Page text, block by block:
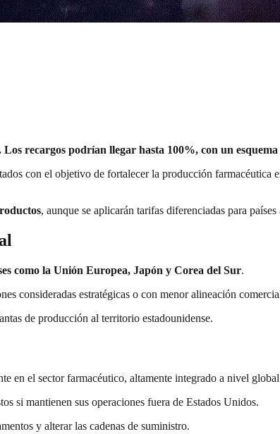
recargos podrían llegar hasta 100%, con un
con el objetivo de fortalecer la producción farmacéutica
, aunque se aplicarán tarifas diferenciadas para países
como la Unión Europea, Japón y Corea del Sur.
consideradas estratégicas o con menor alineación
de producción al territorio estadounidense.
en el sector farmacéutico, altamente integrado a nivel
si mantienen sus operaciones fuera de Estados Unidos.
y alterar las cadenas de suministro.